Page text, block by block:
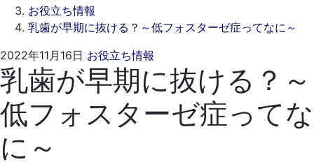
お役立ち情報
乳歯が早期に抜ける？～低フォスターゼ症ってなに～
2022年11月16日 お役立ち情報
年
10
れ
も
乳歯が早期に抜ける？～
低フォスターゼ症ってな
に～